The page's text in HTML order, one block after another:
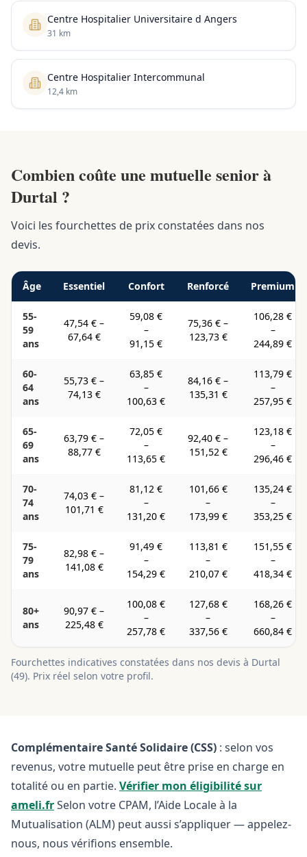
Centre Hospitalier Universitaire d Angers
31 km
Centre Hospitalier Intercommunal
12,4 km
Combien coûte une mutuelle senior à
Durtal ?
Voici les fourchettes de prix constatées dans nos
devis.
Âge Essentiel Confort Renforcé Premium
55-
59
ans
47,54 € –
67,64 €
59,08 €
–
91,15 €
75,36 € –
123,73 €
106,28 €
–
244,89 €
60-
64
ans
55,73 € –
74,13 €
63,85 €
–
100,63 €
84,16 € –
135,31 €
113,79 €
–
257,95 €
65-
69
ans
63,79 € –
88,77 €
72,05 €
–
113,65 €
92,40 € –
151,52 €
123,18 €
–
296,46 €
70-
74
ans
74,03 € –
101,71 €
81,12 €
–
131,20 €
101,66 €
–
173,99 €
135,24 €
–
353,25 €
75-
79
ans
82,98 € –
141,08 €
91,49 €
–
154,29 €
113,81 €
–
210,07 €
151,55 €
–
418,34 €
80+
ans
90,97 € –
225,48 €
100,08 €
–
257,78 €
127,68 €
–
337,56 €
168,26 €
–
660,84 €
Fourchettes indicatives constatées dans nos devis à Durtal
(49). Prix réel selon votre profil.
Complémentaire Santé Solidaire (CSS) : selon vos
revenus, votre mutuelle peut être prise en charge en
totalité ou en partie. Vérifier mon éligibilité sur
ameli.frSelon votre CPAM, l’Aide Locale à la
Mutualisation (ALM) peut aussi s’appliquer — appelez-
nous, nous vérifions ensemble.